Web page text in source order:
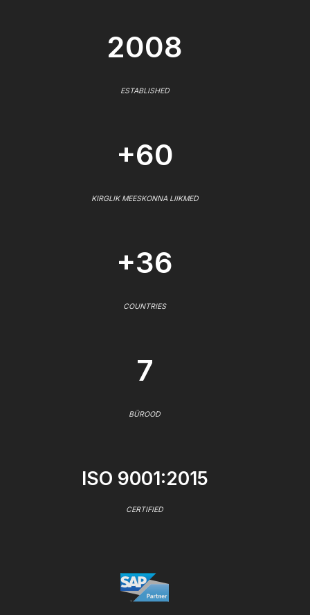
2008
ESTABLISHED
+60
KIRGLIK MEESKONNA LIIKMED
+36
COUNTRIES
7
BÜROOD
ISO 9001:2015
CERTIFIED